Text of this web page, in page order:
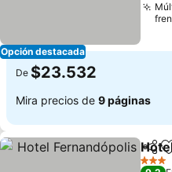
Opción destacada
De $23.532
Mira precios de 9 páginas
3